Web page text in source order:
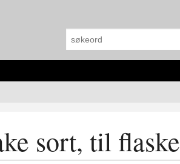
sort, til flaske